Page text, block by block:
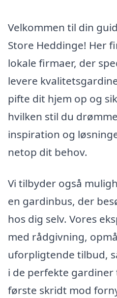
Velkommen til din
Store Heddinge! Her
lokale firmaer, der
levere
pifte dit hjem op og
hvilken stil du
inspiration og
netop dit behov.
Vi tilbyder også
en gardinbus, der
hos dig selv. Vores
med rådgivning,
uforpligtende tilbud,
i de perfekte gardiner
første skridt mod